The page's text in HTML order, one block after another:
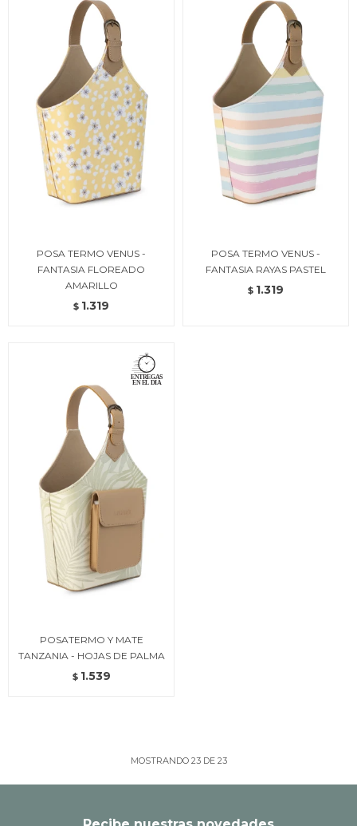
POSA TERMO VENUS -
FANTASIA FLOREADO
AMARILLO
$ 1.319
POSA TERMO VENUS -
FANTASIA RAYAS PASTEL
$ 1.319
POSATERMO Y MATE
TANZANIA - HOJAS DE PALMA
$ 1.539
MOSTRANDO 23DE 23